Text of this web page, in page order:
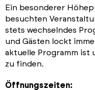
Ein besonderer
besuchten
stets wechselndes
und Gästen lockt
aktuelle Programm ist
zu finden.
Öffnungszeiten: